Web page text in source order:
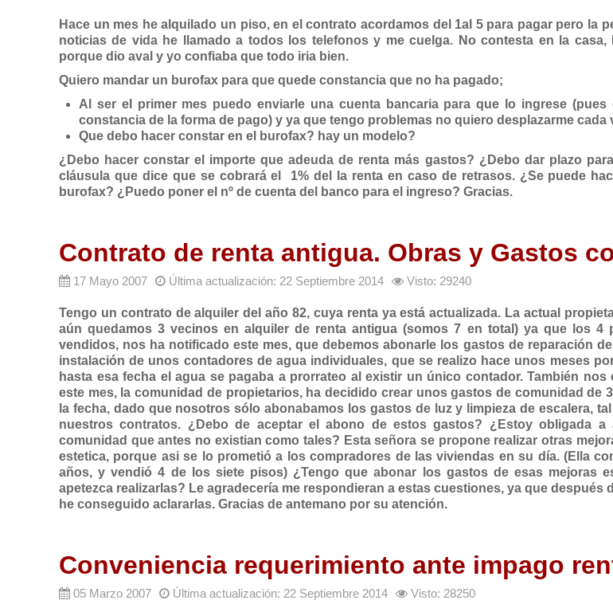
Hace un mes he alquilado un piso, en el contrato acordamos del 1al 5 para pagar pero la
noticias de vida he llamado a todos los telefonos y me cuelga. No contesta en la casa,
porque dio aval y yo confiaba que todo iria bien.
Quiero mandar un burofax para que quede constancia que no ha pagado;
Al ser el primer mes puedo enviarle una cuenta bancaria para que lo ingrese
constancia de la forma de pago) y ya que tengo problemas no quiero desplazarme cada
Que debo hacer constar en el burofax? hay un modelo?
¿Debo hacer constar el importe que adeuda de renta más gastos? ¿Debo dar plazo
cláusula que dice que se cobrará el 1% del la renta en caso de retrasos. ¿Se puede
burofax? ¿Puedo poner el nº de cuenta del banco para el ingreso? Gracias.
Contrato de renta antigua. Obras y Gastos
17 Mayo 2007 Última actualización: 22 Septiembre 2014 Visto: 29240
Tengo un contrato de alquiler del año 82, cuya renta ya está actualizada. La actual
aún quedamos 3 vecinos en alquiler de renta antigua (somos 7 en total) ya que los 4
vendidos, nos ha notificado este mes, que debemos abonarle los gastos de reparación
instalación de unos contadores de agua individuales, que se realizo hace unos meses
hasta esa fecha el agua se pagaba a prorrateo al existir un único contador. También
este mes, la comunidad de propietarios, ha decidido crear unos gastos de comunidad de
la fecha, dado que nosotros sólo abonabamos los gastos de luz y limpieza de escalera,
nuestros contratos. ¿Debo de aceptar el abono de estos gastos? ¿Estoy obligada a
comunidad que antes no existian como tales? Esta señora se propone realizar otras
estetica, porque asi se lo prometió a los compradores de las viviendas en su día. (Ella
años, y vendió 4 de los siete pisos) ¿Tengo que abonar los gastos de esas mejoras
apetezca realizarlas? Le agradecería me respondieran a estas cuestiones, ya que después
he conseguido aclararlas. Gracias de antemano por su atención.
Conveniencia requerimiento ante impago
05 Marzo 2007 Última actualización: 22 Septiembre 2014 Visto: 28250